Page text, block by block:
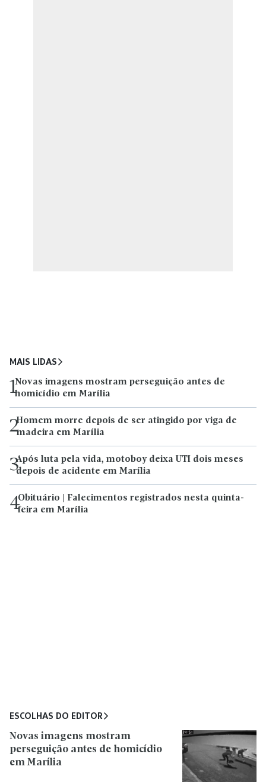
MAIS LIDAS
1Novas imagens mostram perseguição antes de
homicídio em Marília
2Homem morre depois de ser atingido por viga de
madeira em Marília
3Após luta pela vida, motoboy deixa UTI dois meses
depois de acidente em Marília
4Obituário | Falecimentos registrados nesta quinta-
feira em Marília
ESCOLHAS DO EDITOR
Novas imagens mostram
perseguição antes de homicídio
em Marília